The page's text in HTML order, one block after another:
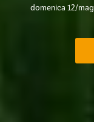
domenica 12/